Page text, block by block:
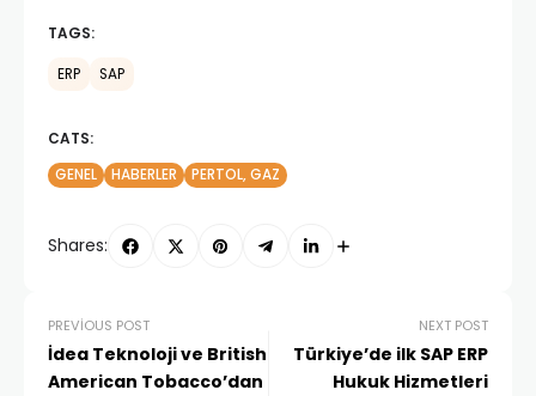
TAGS:
ERP SAP
CATS:
GENEL
HABERLER PERTOL, GAZ
Shares:
PREVIOUS POST
İdea Teknoloji ve British
American Tobacco’dan
NEXT POST
Türkiye’de ilk SAP ERP
Hukuk Hizmetleri